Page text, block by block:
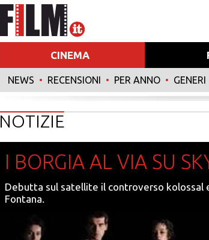
CINEMA
NEWS • RECENSIONI • PER ANNO • GENERI
NOTIZIE
I BORGIA AL VIA SU
Debutta sul satellite il controverso
Fontana.